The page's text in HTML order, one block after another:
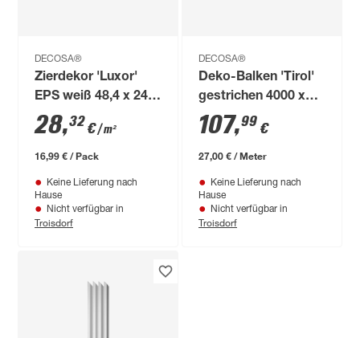
DECOSA®
Zierdekor 'Luxor'
EPS weiß 48,4 x 24,2
x 0,1 cm
28,32€/ m²
16,99 € / Pack
Keine Lieferung nach
Hause
Nicht verfügbar in
Troisdorf
DECOSA®
Deko-Balken 'Tirol'
gestrichen 4000 x
120 x 120 mm
107,99 €
27,00 € / Meter
Keine Lieferung nach
Hause
Nicht verfügbar in
Troisdorf